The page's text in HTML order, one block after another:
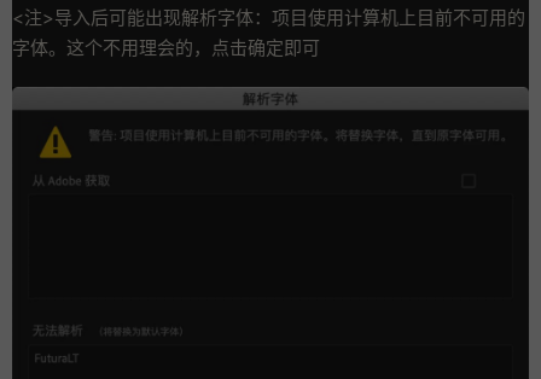
<注>导入后可能出现解析字体：项目使用计算机上目前不可用的
字体。这个不用理会的，点击确定即可